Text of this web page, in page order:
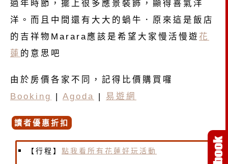
過年時節，擺上很多應景裝飾，顯得喜氣洋
洋。而且中間還有大大的蝸牛．原來這是飯店
的吉祥物Marara應該是希望大家慢活慢遊 花
蓮 的意思吧
由於房價各家不同，記得比價購買囉
Booking
| Agoda | 易遊網
讀者優惠折扣
【行程】 點我看所有花蓮好玩活動